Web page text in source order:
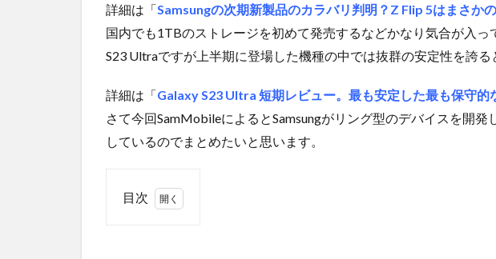
詳細は「Samsungの次期新製品のカラバリ判明？Z Flip 5はまさか
国内でも1TBのストレージを初めて発売するなどかなり気合が入っ
S23 Ultraですが上半期に登場した機種の中では抜群の安定性を誇る
詳細は「Galaxy S23 Ultra 短期レビュー。最も安定した最も保守的
さて今回SamMobileによるとSamsungがリング型のデバイスを開
しているのでまとめたいと思います。
目次